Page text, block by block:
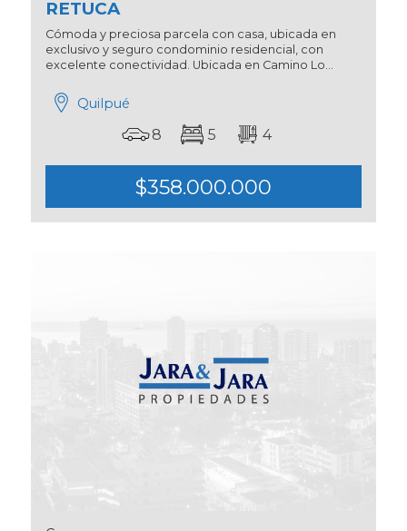
RETUCA
Cómoda y preciosa parcela con casa, ubicada en
exclusivo y seguro condominio residencial, con
excelente conectividad. Ubicada en Camino Lo...
Quilpué
8 5 4
$358.000.000